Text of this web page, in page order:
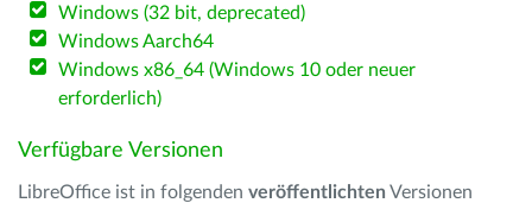
Windows (32 bit, deprecated)
Windows Aarch64
Windows x86_64 (Windows 10 oder neuer
erforderlich)
Verfügbare Versionen
LibreOffice ist in folgenden veröffentlichten Versionen